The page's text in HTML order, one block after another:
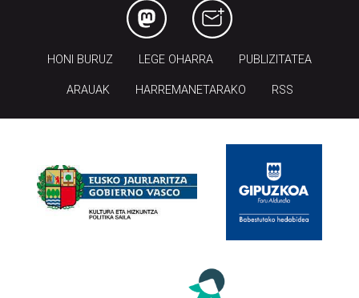
HONI BURUZ LEGE OHARRA PUBLIZITATEA
ARAUAK HARREMANETARAKO RSS